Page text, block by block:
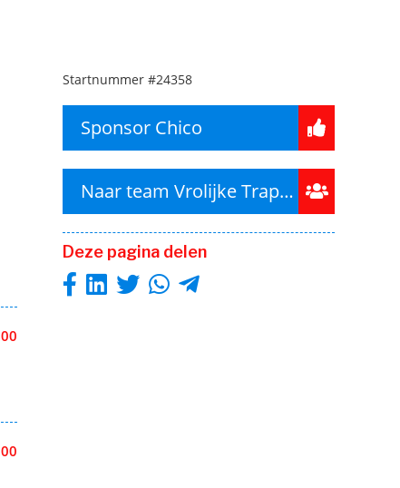
Startnummer #24358
Sponsor Chico
Naar team Vrolijke Trappers Alphen
Deze pagina delen